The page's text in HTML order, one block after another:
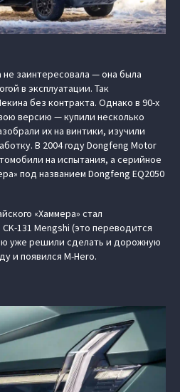
заинтересовала — она была
в эксплуатации. Так
без контракта. Однако в 90-х
версию — купили несколько
их на винтики, изучили
В 2004 году Dongfeng Motor
на испытания, а серийное
под названием Dongfeng EQ2050
«Хаммера» стал
131 Mengshi (это переводится
уже решили сделать и дорожную
и появился M-Hero.